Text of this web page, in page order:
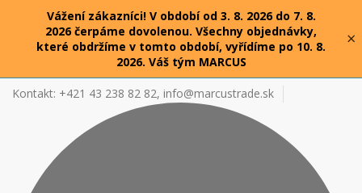
Vážení zákazníci! V období od 3. 8. 2026 do 7. 8.
2026 čerpáme dovolenou. Všechny objednávky,
které obdržíme v tomto období, vyřídíme po 10. 8.
2026. Váš tým MARCUS
×
Kontakt: +421 43 238 82 82, info@marcustrade.sk